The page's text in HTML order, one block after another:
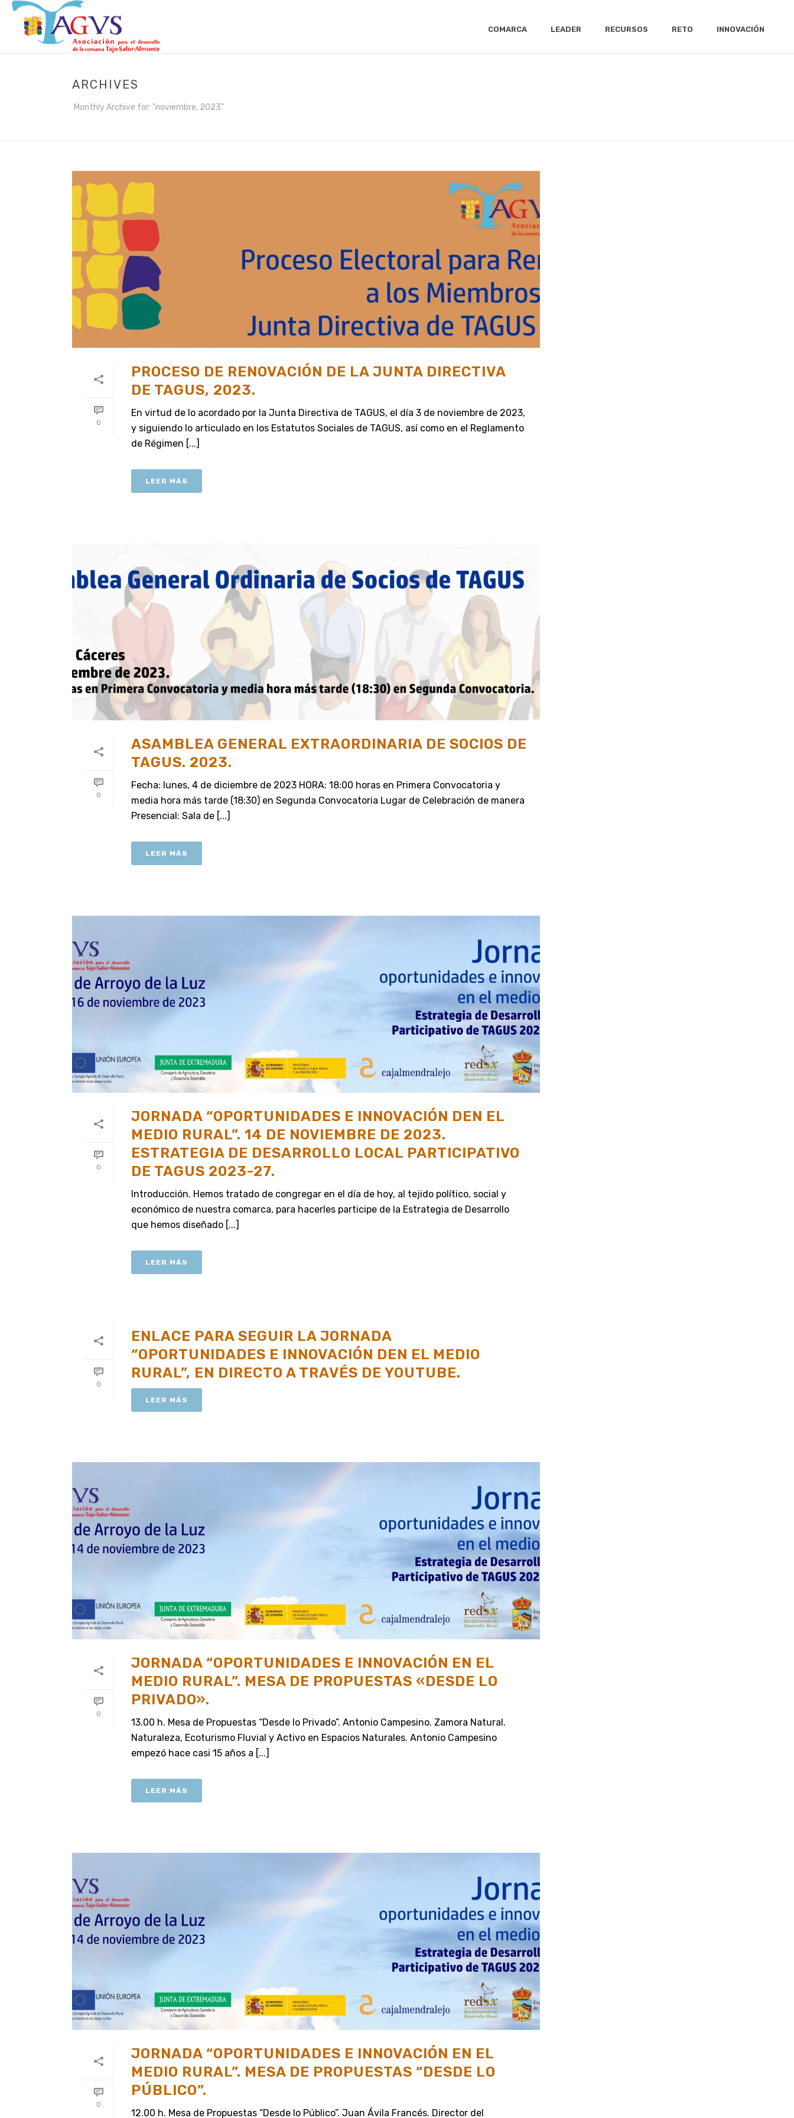
COMARCA LEADER RECURSOS RETO INNOVACIÓN
ARCHIVES
Monthly Archive for: "noviembre, 2023"
0
PROCESO DE RENOVACIÓN DE LA JUNTA DIRECTIVA
DE TAGUS, 2023.
En virtud de lo acordado por la Junta Directiva de TAGUS, el día 3 de noviembre de 2023,
y siguiendo lo articulado en los Estatutos Sociales de TAGUS, así como en el Reglamento
de Régimen [...]
LEER MÁS
0
ASAMBLEA GENERAL EXTRAORDINARIA DE SOCIOS DE
TAGUS. 2023.
Fecha: lunes, 4 de diciembre de 2023 HORA: 18:00 horas en Primera Convocatoria y
media hora más tarde (18:30) en Segunda Convocatoria Lugar de Celebración de manera
Presencial: Sala de [...]
LEER MÁS
0
JORNADA “OPORTUNIDADES E INNOVACIÓN DEN EL
MEDIO RURAL”. 14 DE NOVIEMBRE DE 2023.
ESTRATEGIA DE DESARROLLO LOCAL PARTICIPATIVO
DE TAGUS 2023-27.
Introducción. Hemos tratado de congregar en el día de hoy, al tejido político, social y
económico de nuestra comarca, para hacerles participe de la Estrategia de Desarrollo
que hemos diseñado [...]
LEER MÁS
0
ENLACE PARA SEGUIR LA JORNADA
“OPORTUNIDADES E INNOVACIÓN DEN EL MEDIO
RURAL”, EN DIRECTO A TRAVÉS DE YOUTUBE.
LEER MÁS
0
JORNADA “OPORTUNIDADES E INNOVACIÓN EN EL
MEDIO RURAL”. MESA DE PROPUESTAS «DESDE LO
PRIVADO».
13.00 h. Mesa de Propuestas “Desde lo Privado”. Antonio Campesino. Zamora Natural.
Naturaleza, Ecoturismo Fluvial y Activo en Espacios Naturales. Antonio Campesino
empezó hace casi 15 años a [...]
LEER MÁS
0
JORNADA “OPORTUNIDADES E INNOVACIÓN EN EL
MEDIO RURAL”. MESA DE PROPUESTAS “DESDE LO
PÚBLICO”.
12.00 h. Mesa de Propuestas “Desde lo Público”. Juan Ávila Francés. Director del